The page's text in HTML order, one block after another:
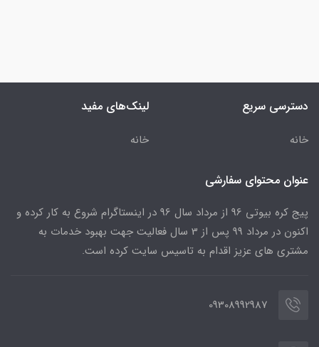
دسترسی سریع
خانه
لینک‌های مفید
خانه
عنوان محتوای سفارشی
پیج کره بیوتی 96 از مرداد سال 96 در اینستاگرام شروع به کار کرده و
اکنون در مرداد 99 پس از 3 سال فعالیت جهت بهبود خدمات به
مشتری های عزیز اقدام به تاسیس سایت کرده است.
09308992987